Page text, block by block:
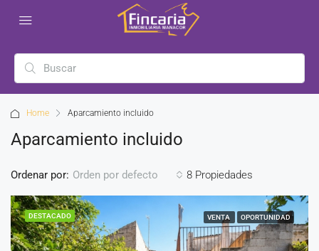
Home Aparcamiento incluido
Aparcamiento incluido
8 Propiedades
Ordenar por: Orden por defecto
DESTACADO VENTA OPORTUNIDAD